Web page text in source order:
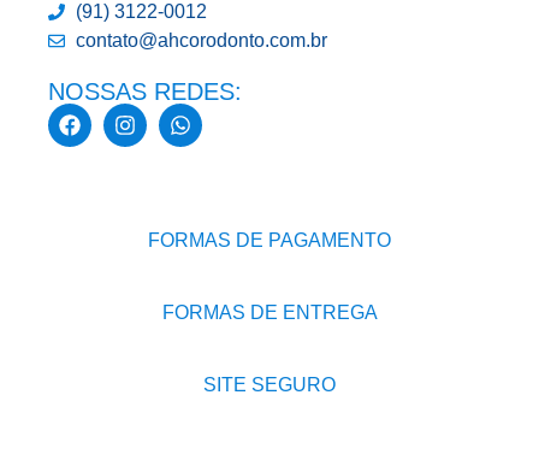
(91) 3122-0012
contato@ahcorodonto.com.br
NOSSAS REDES:
FORMAS DE PAGAMENTO
FORMAS DE ENTREGA
SITE SEGURO